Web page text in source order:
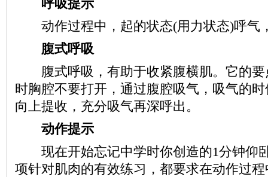
呼吸提示
动作过程中，起的状态(用力状态)呼气
腹式呼吸
腹式呼吸，有助于收紧腹横肌。它的要
时胸腔不要打开，通过腹腔吸气，吸气的
向上提收，充分吸气再深呼出。
动作提示
现在开始忘记中学时你创造的1分钟仰
项针对肌肉的有效练习，都要求在动作过